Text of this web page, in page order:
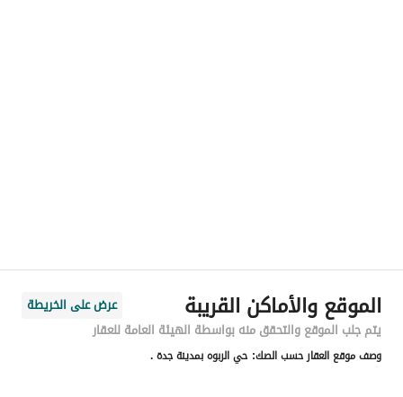
رقم المبنى
7646
الرقم الاضافي
3998
الموقع والأماكن القريبة
عرض على الخريطة
يتم جلب الموقع والتحقق منه بواسطة الهيئة العامة للعقار
وصف موقع العقار حسب الصك: حي الربوه بمدينة جدة .